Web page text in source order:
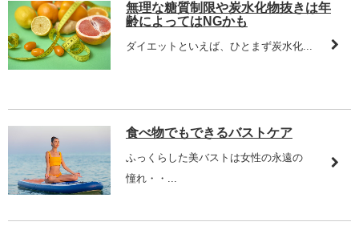
無理な糖質制限や炭水化物抜きは年
齢によってはNGかも
ダイエットといえば、ひとまず炭水化...
食べ物でもできるバストケア
ふっくらした美バストは女性の永遠の
憧れ・・...